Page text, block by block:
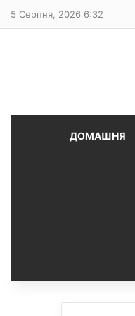
5 Серпня, 2026 6:32
ДОМАШНЯ